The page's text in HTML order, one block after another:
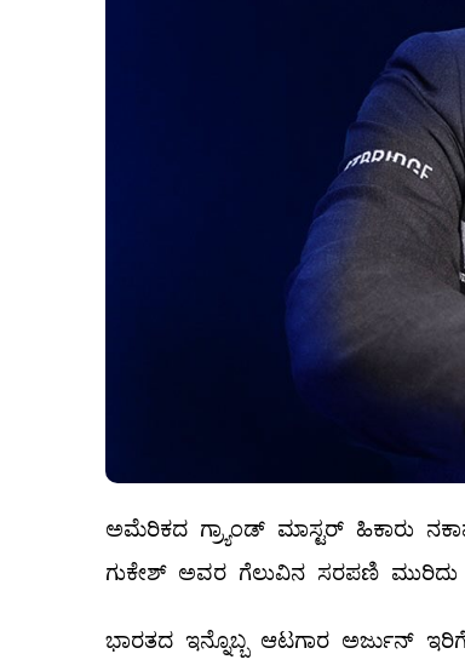
ಅಮೆರಿಕದ ಗ್ರ್ಯಾಂಡ್​ ಮಾಸ್ಟರ್​ ಹಿಕಾರು
ಗುಕೇಶ್​ ಅವರ ಗೆಲುವಿನ ಸರಪಣಿ
ಭಾರತದ ಇನ್ನೊಬ್ಬ ಆಟಗಾರ ಅರ್ಜುನ್